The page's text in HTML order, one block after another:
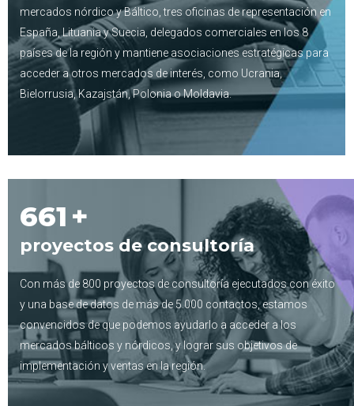
mercados nórdico y Báltico, tres oficinas de representación en
España, Lituania y Suecia, delegados comerciales en los 8
países de la región y mantiene asociaciones estratégicas para
acceder a otros mercados de interés, como Ucrania,
Bielorrusia, Kazajstán, Polonia o Moldavia.
800+
proyectos de consultoría
Con más de 800 proyectos de consultoría ejecutados con éxito
y una base de datos de más de 5.000 contactos, estamos
convencidos de que podemos ayudarlo a acceder a los
mercados bálticos y nórdicos, y lograr sus objetivos de
implementación y ventas en la región.